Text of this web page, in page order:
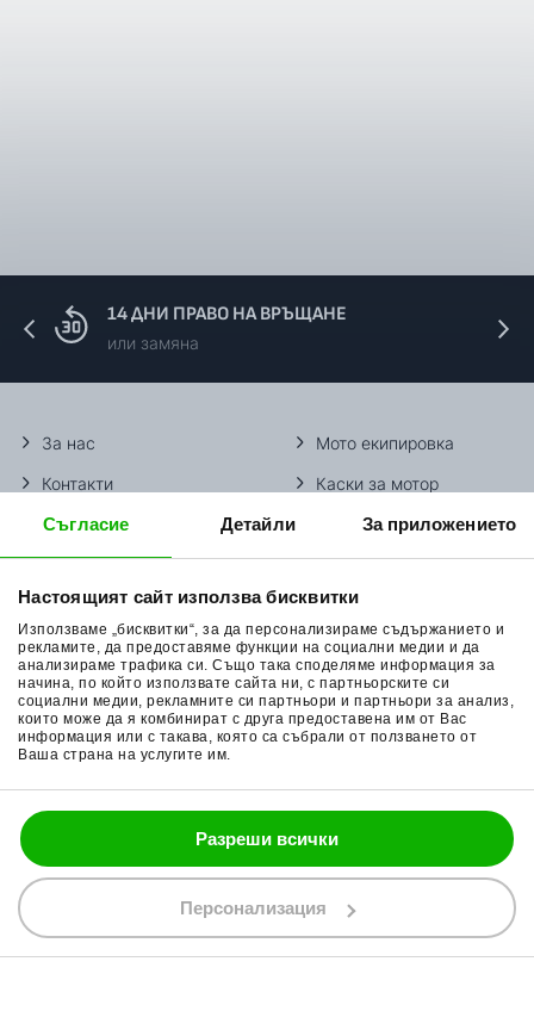
Съгласие Детайли За приложението
Настоящият сайт използва бисквитки
Използваме „бисквитки“, за да персонализираме съдържанието и
рекламите, да предоставяме функции на социални медии и да
анализираме трафика си. Също така споделяме информация за
начина, по който използвате сайта ни, с партньорските си
социални медии, рекламните си партньори и партньори за анализ,
които може да я комбинират с друга предоставена им от Вас
информация или с такава, която са събрали от ползването от
Ваша страна на услугите им.
Разреши всички
Персонализация
14 ДНИ ПРАВО НА ВРЪЩАНЕ
или замяна
За нас
Контакти
Методи доставка
Начини плащане
Връщане на стока
Общи условия
Поверителност
Политика за бисквитки
Мото екипировка
Каски за мотор
Ботуши за мотор
Гуми за мотор
Очила за мотор
Раници за мотор
Ръкавици за мотор
Части за мотор
088 200 7002
shop@bobimx.com